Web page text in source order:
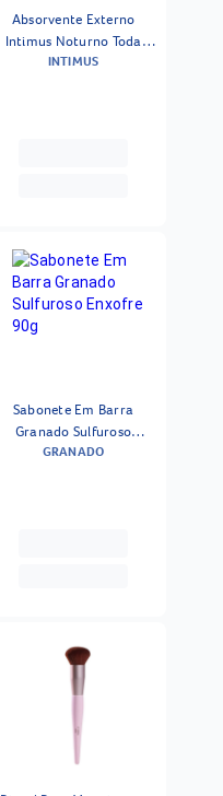
Absorvente Externo
Intimus Noturno Toda
Protegida Cobertura
INTIMUS
Sabonete Em Barra
Granado Sulfuroso
Enxofre 90g
GRANADO